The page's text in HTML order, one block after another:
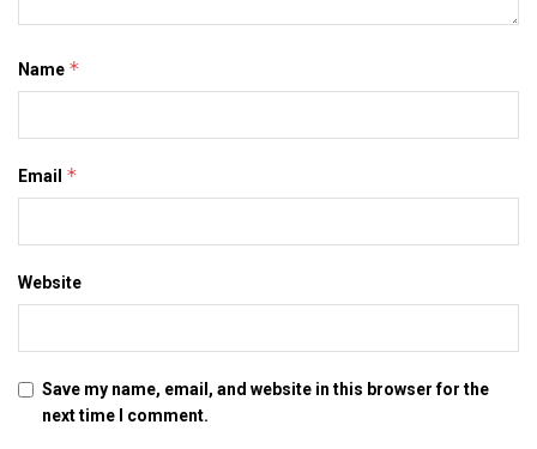
Name *
Email *
Website
Save my name, email, and website in this browser for the
next time I comment.